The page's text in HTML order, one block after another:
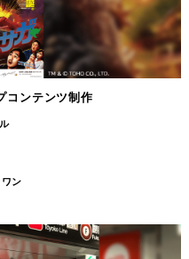
コンテンツ制作
ン